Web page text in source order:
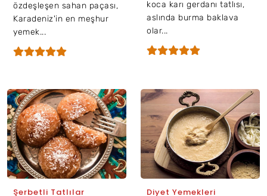
özdeşleşen sahan paçası,
Karadeniz'in en meşhur
yemek...
koca karı gerdanı tatlısı,
aslında burma baklava
olar...
Şerbetli Tatlılar
Diyet Yemekleri